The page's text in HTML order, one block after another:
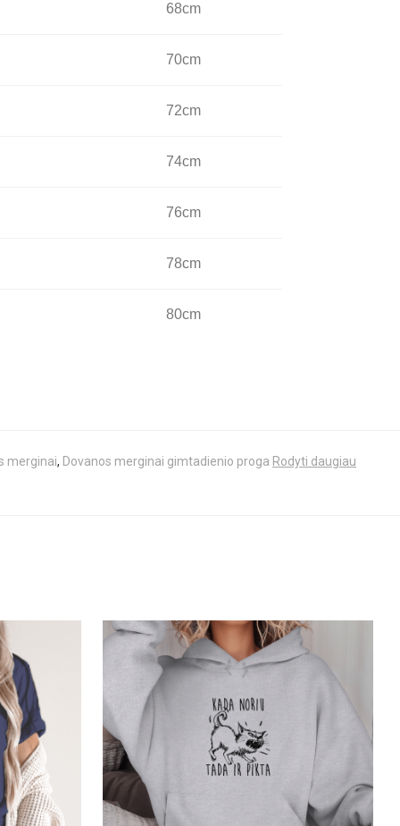
68cm
70cm
72cm
74cm
76cm
78cm
80cm
merginai, Dovanos merginai gimtadienio proga Rodyti daugiau